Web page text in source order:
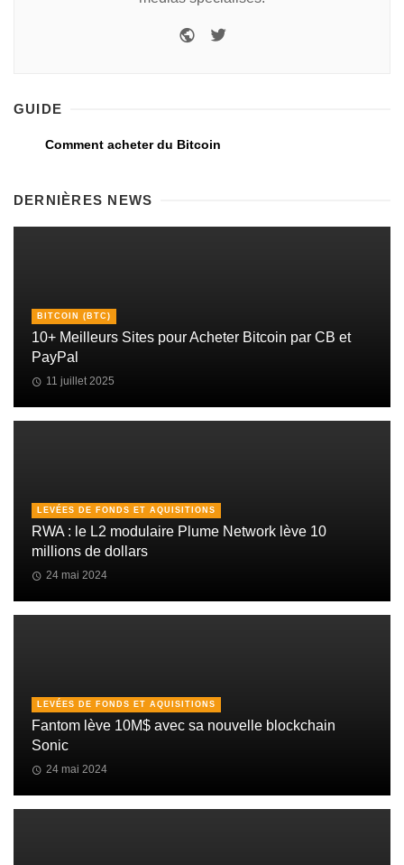
GUIDE
Comment acheter du Bitcoin
DERNIÈRES NEWS
BITCOIN (BTC)
10+ Meilleurs Sites pour Acheter Bitcoin par CB et
PayPal
11 juillet 2025
LEVÉES DE FONDS ET AQUISITIONS
RWA : le L2 modulaire Plume Network lève 10
millions de dollars
24 mai 2024
LEVÉES DE FONDS ET AQUISITIONS
Fantom lève 10M$ avec sa nouvelle blockchain
Sonic
24 mai 2024